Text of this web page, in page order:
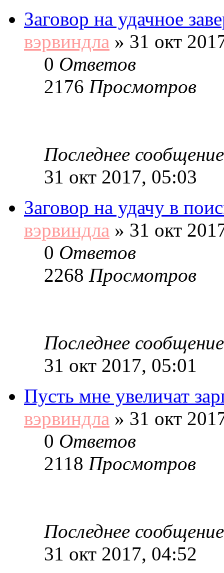
Заговор на удачное
вэрвиндла » 31 окт
0 Ответов
2176 Просмотров
Последнее сообщение
31 окт 2017, 05:03
Заговор на удачу в
вэрвиндла » 31 окт
0 Ответов
2268 Просмотров
Последнее сообщение
31 окт 2017, 05:01
Пусть мне увеличат
вэрвиндла » 31 окт
0 Ответов
2118 Просмотров
Последнее сообщение
31 окт 2017, 04:52